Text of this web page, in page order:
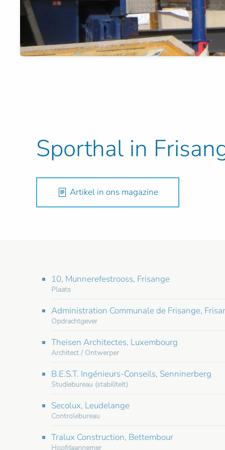
Sporthal in
Artikel in ons magazine
10, Munnerefestrooss, Frisange
Plaats
Administration Communale de Frisange,
Opdrachtgever
Theisen Architectes, Luxembourg
Architect / Ontwerper
B.E.S.T. Ingénieurs-Conseils, Senninerberg
Studiebureau (stabiliteit)
Secolux, Leudelange
Controlebureau
Tralux Construction, Bettembour
Hoofdaannemer